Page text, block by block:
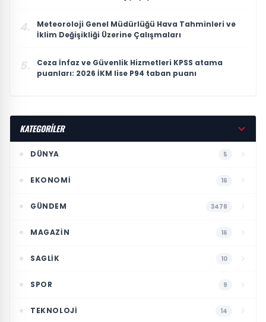
4.
Meteoroloji Genel Müdürlüğü Hava Tahminleri ve
İklim Değişikliği Üzerine Çalışmaları
5.
Ceza İnfaz ve Güvenlik Hizmetleri KPSS atama
puanları: 2026 İKM lise P94 taban puanı
KATEGORİLER
DÜNYA 5
EKONOMI 16
GÜNDEM 3478
MAGAZIN 16
SAGLIK 10
SPOR 9
TEKNOLOJI 14